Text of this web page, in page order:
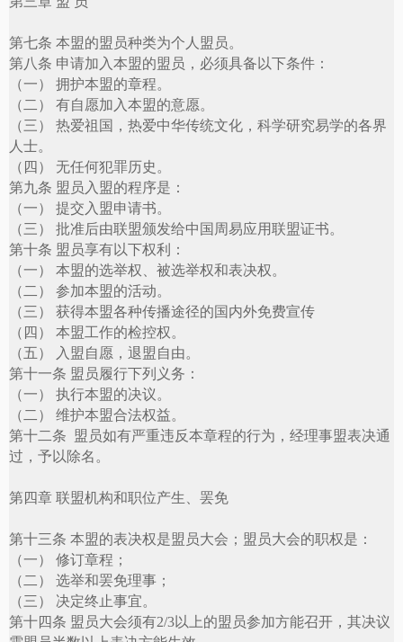
第七条 本盟的盟员种类为个人盟员。
第八条 申请加入本盟的盟员，必须具备以下条件：
（一） 拥护本盟的章程。
（二） 有自愿加入本盟的意愿。
（三） 热爱祖国，热爱中华传统文化，科学研究易学的各界
人士。
（四） 无任何犯罪历史。
第九条 盟员入盟的程序是：
（一） 提交入盟申请书。
（三） 批准后由联盟颁发给中国周易应用联盟证书。
第十条 盟员享有以下权利：
（一） 本盟的选举权、被选举权和表决权。
（二） 参加本盟的活动。
（三） 获得本盟各种传播途径的国内外免费宣传
（四） 本盟工作的检控权。
（五） 入盟自愿，退盟自由。
第十一条 盟员履行下列义务：
（一） 执行本盟的决议。
（二） 维护本盟合法权益。
第十二条 盟员如有严重违反本章程的行为，经理事盟表决通
过，予以除名。
第四章 联盟机构和职位产生、罢免
第十三条 本盟的表决权是盟员大会；盟员大会的职权是：
（一） 修订章程；
（二） 选举和罢免理事；
（三） 决定终止事宜。
第十四条 盟员大会须有2/3以上的盟员参加方能召开，其决议